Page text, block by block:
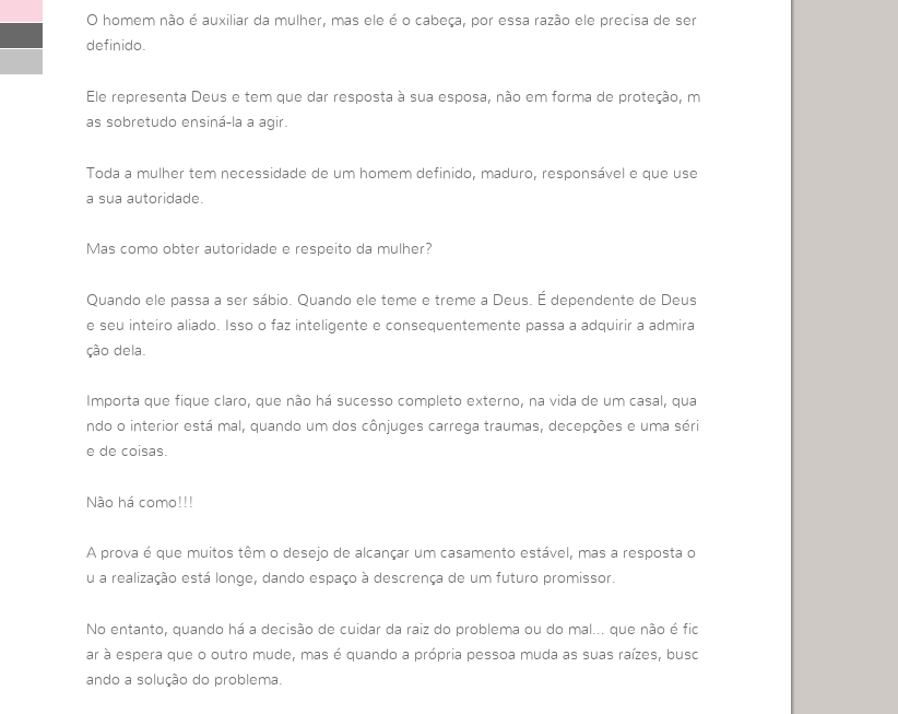
O homem não é auxiliar da mulher, mas ele é o cabeça, por essa razão ele precisa de ser
definido.
Ele representa Deus e tem que dar resposta à sua esposa, não em forma de proteção, m
as sobretudo ensiná-la a agir.
Toda a mulher tem necessidade de um homem definido, maduro, responsável e que use
a sua autoridade.
Mas como obter autoridade e respeito da mulher?
Quando ele passa a ser sábio. Quando ele teme e treme a Deus. É dependente de Deus
e seu inteiro aliado. Isso o faz inteligente e consequentemente passa a adquirir a admira
ção dela.
Importa que fique claro, que não há sucesso completo externo, na vida de um casal, qua
ndo o interior está mal, quando um dos cônjuges carrega traumas, decepções e uma séri
e de coisas.
Não há como!!!
A prova é que muitos têm o desejo de alcançar um casamento estável, mas a resposta o
u a realização está longe, dando espaço à descrença de um futuro promissor.
No entanto, quando há a decisão de cuidar da raiz do problema ou do mal… que não é fic
ar à espera que o outro mude, mas é quando a própria pessoa muda as suas raízes, busc
ando a solução do problema.